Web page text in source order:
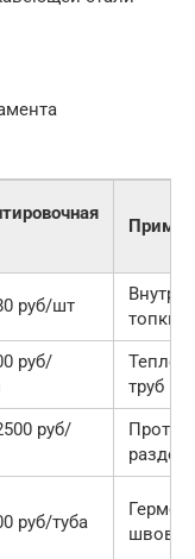
руб/шт
топки
руб/
труб
руб/
руб/туба
швов